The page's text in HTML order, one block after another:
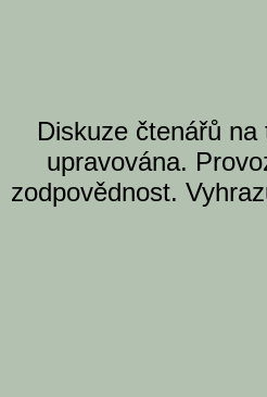
Diskuze čtenářů
upravována.
zodpovědnost.